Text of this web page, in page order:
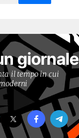
giornale
il tempo in cui